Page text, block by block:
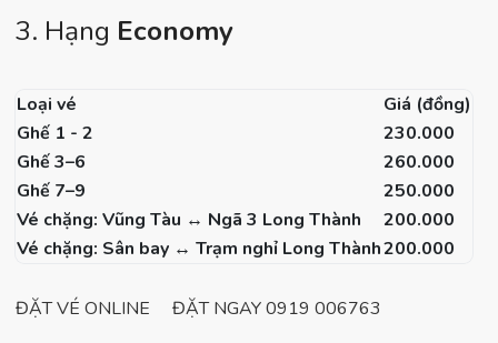
3. Hạng Economy
Loại vé
Giá (đồng)
Ghế 1 - 2
230.000
Ghế 3–6
260.000
Ghế 7–9
250.000
Vé chặng: Vũng Tàu ↔ Ngã 3 Long Thành
200.000
Vé chặng: Sân bay ↔ Trạm nghỉ Long Thành200.000
ĐẶT VÉ ONLINE ĐẶT NGAY 0919 006763